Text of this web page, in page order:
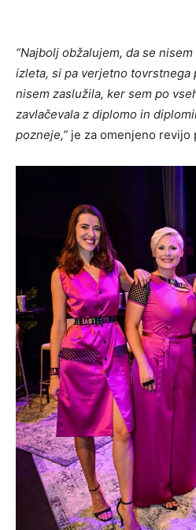
“Najbolj obžalujem, da se
izleta, si pa verjetno tovrstnega
nisem zaslužila, ker sem po
zavlačevala z diplomo in
pozneje,” je za omenjeno revijo